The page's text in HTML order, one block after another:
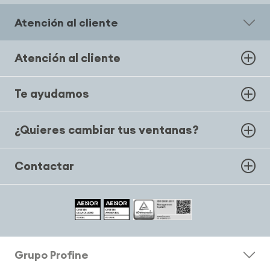
Atención al cliente
Atención al cliente
Te ayudamos
¿Quieres cambiar tus ventanas?
Contactar
Grupo Profine